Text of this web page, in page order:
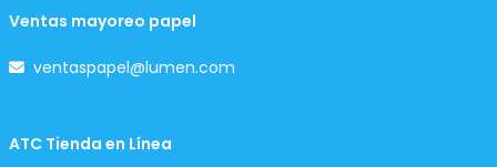
Ventas mayoreo papel
ventaspapel@lumen.com
ATC Tienda en Línea